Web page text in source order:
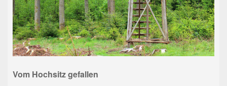
Vom Hochsitz gefallen